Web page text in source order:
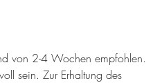
von 2-4 Wochen empfohlen.
sein. Zur Erhaltung des